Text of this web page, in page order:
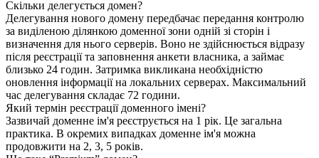
Скільки делегується домен?
Делегування нового домену передбачає передання контролю
за виділеною ділянкою доменної зони одній зі сторін і
визначення для нього серверів. Воно не здійснюється відразу
після реєстрації та заповнення анкети власника, а займає
близько 24 годин. Затримка викликана необхідністю
оновлення інформації на локальних серверах. Максимальний
час делегування складає 72 години.
Який термін реєстрації доменного імені?
Зазвичай доменне ім'я реєструється на 1 рік. Це загальна
практика. В окремих випадках доменне ім'я можна
продовжити на 2, 3, 5 років.